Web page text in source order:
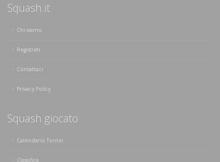
Squash.it
Chi siamo
Registrati
Contattaci
Privacy Policy
Squash giocato
Calendario Tornei
Classifica